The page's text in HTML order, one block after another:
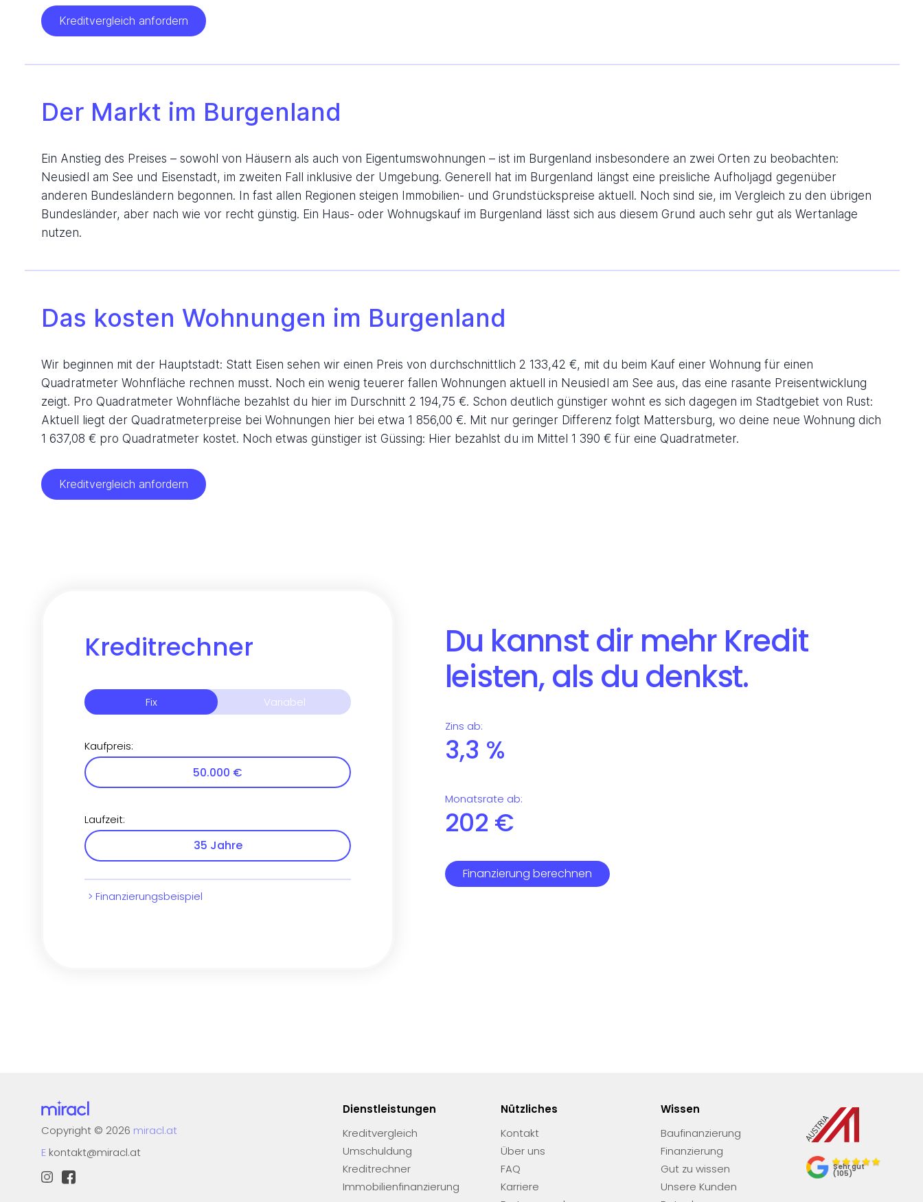
Kreditvergleich anfordern
Der Markt im Burgenland
Ein Anstieg des Preises – sowohl von Häusern als auch von Eigentumswohnungen – ist im Burgenland insbesondere an zwei Orten zu beobachten:
Neusiedl am See und Eisenstadt, im zweiten Fall inklusive der Umgebung. Generell hat im Burgenland längst eine preisliche Aufholjagd gegenüber
anderen Bundesländern begonnen. In fast allen Regionen steigen Immobilien- und Grundstückspreise aktuell. Noch sind sie, im Vergleich zu den übrigen
Bundesländer, aber nach wie vor recht günstig. Ein Haus- oder Wohnugskauf im Burgenland lässt sich aus diesem Grund auch sehr gut als Wertanlage
nutzen.
Das kosten Wohnungen im Burgenland
Wir beginnen mit der Hauptstadt: Statt Eisen sehen wir einen Preis von durchschnittlich 2 133,42 €, mit du beim Kauf einer Wohnung für einen
Quadratmeter Wohnfläche rechnen musst. Noch ein wenig teuerer fallen Wohnungen aktuell in Neusiedl am See aus, das eine rasante Preisentwicklung
zeigt. Pro Quadratmeter Wohnfläche bezahlst du hier im Durschnitt 2 194,75 €. Schon deutlich günstiger wohnt es sich dagegen im Stadtgebiet von Rust:
Aktuell liegt der Quadratmeterpreise bei Wohnungen hier bei etwa 1 856,00 €. Mit nur geringer Differenz folgt Mattersburg, wo deine neue Wohnung dich
1 637,08 € pro Quadratmeter kostet. Noch etwas günstiger ist Güssing: Hier bezahlst du im Mittel 1 390 € für eine Quadratmeter.
Kreditvergleich anfordern
Du kannst dir mehr Kredit
leisten, als du denkst.
Zins ab:
3,3 %
Monatsrate ab:
202 €
Finanzierung berechnen
Kreditrechner
Fix Variabel
Kaufpreis:
Laufzeit:
> Finanzierungsbeispiel
Copyright © 2026 miracl.at
E kontakt@miracl.at
Dienstleistungen
Kreditvergleich
Umschuldung
Kreditrechner
Immobilienfinanzierung
Nützliches
Kontakt
Über uns
FAQ
Karriere
Wissen
Baufinanzierung
Finanzierung
Gut zu wissen
Unsere Kunden
Sehr gut
(105)